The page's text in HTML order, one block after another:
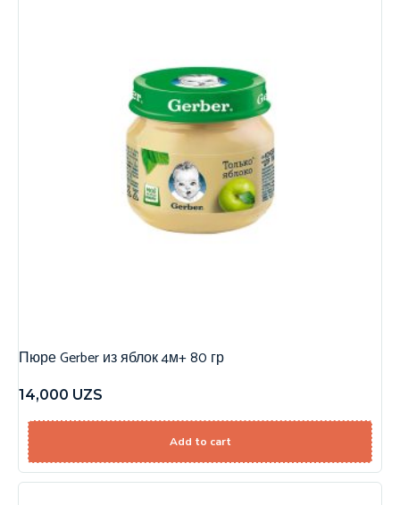
Пюре Gerber из яблок 4м+ 80 гр
14,000 UZS
Add to cart